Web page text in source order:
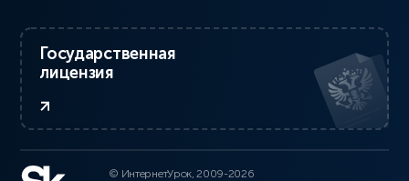
Государственная
лицензия
© ИнтернетУрок, 2009-2026